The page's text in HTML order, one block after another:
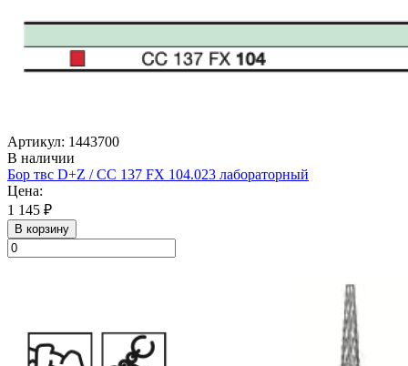
Артикул: 1443700
В наличии
Бор твс D+Z / CC 137 FX 104.023 лабораторный
Цена:
1 145 ₽
В корзину